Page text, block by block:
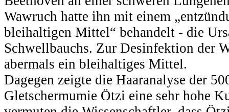
Wawruch hatte ihn mit einem
bleihaltigen Mittel“ behandelt - die
Schwellbauchs. Zur Desinfektion der
abermals ein bleihaltiges Mittel.
Dagegen zeigte die Haaranalyse der
Gletschermumie Ötzi eine sehr hohe